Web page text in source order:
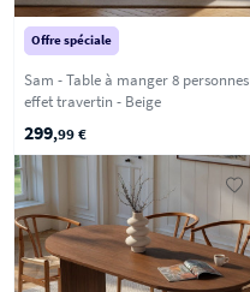
Offre spéciale
Sam - Table à manger 8 personnes
effet travertin - Beige
299,99 €